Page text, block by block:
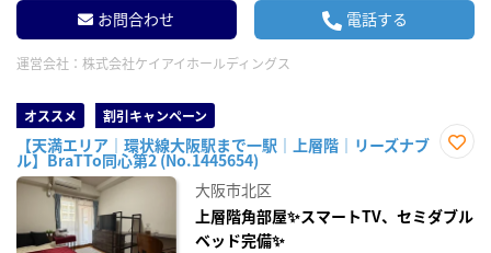
お問合わせ 電話する
運営会社： 株式会社ケイアイホールディングス
オススメ 割引キャンペーン
【天満エリア｜環状線大阪駅まで一駅｜上層階｜リーズナブ
ル】BraTTo同心第2 (No.1445654)
録
大阪市北区
上層階角部屋✨スマートTV、セミダブル
ベッド完備✨